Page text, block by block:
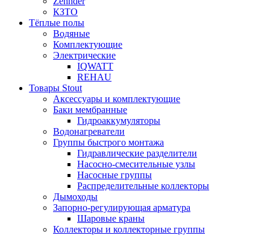
КЗТО
Тёплые полы
Водяные
Комплектующие
Электрические
IQWATT
REHAU
Товары Stout
Аксессуары и комплектующие
Баки мембранные
Гидроаккумуляторы
Водонагреватели
Группы быстрого монтажа
Гидравлические разделители
Насосно-смесительные узлы
Насосные группы
Распределительные коллекторы
Дымоходы
Запорно-регулирующая арматура
Шаровые краны
Коллекторы и коллекторные группы